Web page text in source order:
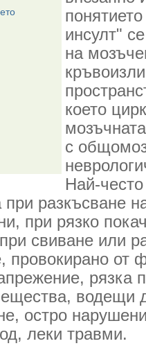
инсулт"
на
което
с
Най-
при разкъсване
при рязко
свиване или
провокирано от
рязка
водещи
остро
леки травми.